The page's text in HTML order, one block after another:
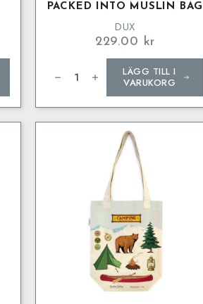
PACKED INTO MUSLIN BAG
DUX
229.00 kr
sharpener
and
from
massive
LÄGG TILL I
VARUKORG